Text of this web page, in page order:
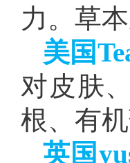
力。草
美国
对皮肤
根、有
英国